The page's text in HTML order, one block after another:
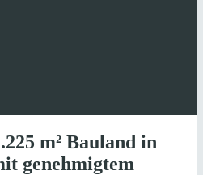
m² Bauland in
genehmigtem